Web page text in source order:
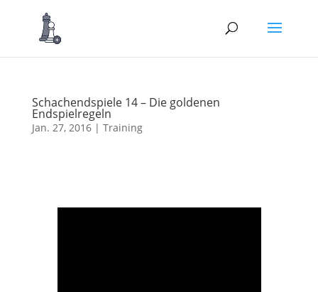
Schachendspiele 14 – Die goldenen
Endspielregeln
Jan. 27, 2016| Training